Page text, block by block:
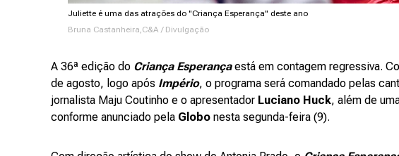
Juliette é uma das atrações do "Criança Esperança" deste ano
Bruna Castanheira,C&A / Divulgação
A 36ª edição do Criança Esperançaestá em contagem regressiva.
de agosto, logo após Império, o programa será comandado pelas
jornalista Maju Coutinho e o apresentador Luciano Huck, além de
conforme anunciado pela Globo nesta segunda-feira (9).